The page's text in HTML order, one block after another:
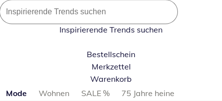
Inspirierende Trends suchen
Bestellschein
Merkzettel
Warenkorb
Produktkategorien überspringen
Mode Wohnen SALE %
75 Jahre heine